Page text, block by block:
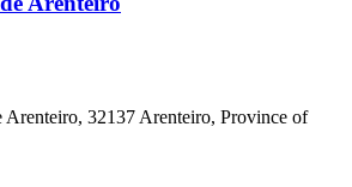
Arenteiro, 32137 Arenteiro, Province of